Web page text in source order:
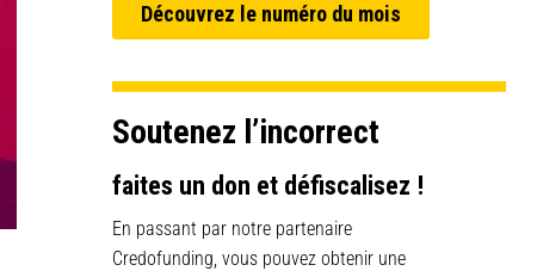
Découvrez le numéro du mois
Soutenez l’incorrect
faites un don et défiscalisez !
En passant par notre partenaire
Credofunding, vous pouvez obtenir une